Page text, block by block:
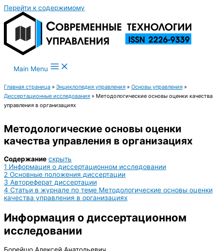
Перейти к содержимому
Main Menu
Главная страница » Энциклопедия управления » Основы управления »
Диссертационные исследования » Методологические основы оценки качества
управления в организациях
Методологические основы оценки
качества управления в организациях
Содержание скрыть
1 Информация о диссертационном исследовании
2 Основные положения диссертации
3 Автореферат диссертации
4 Статьи в журнале по теме Методологические основы оценки
качества управления в организациях
Информация о диссертационном
исследовании